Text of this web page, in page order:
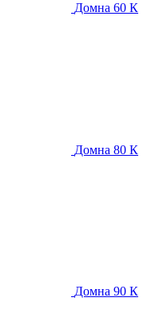
Домна 60 К
Домна 80 К
Домна 90 К